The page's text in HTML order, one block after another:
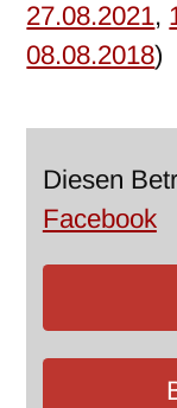
27.08.2021,
08.08.2018)
Diesen
Facebook